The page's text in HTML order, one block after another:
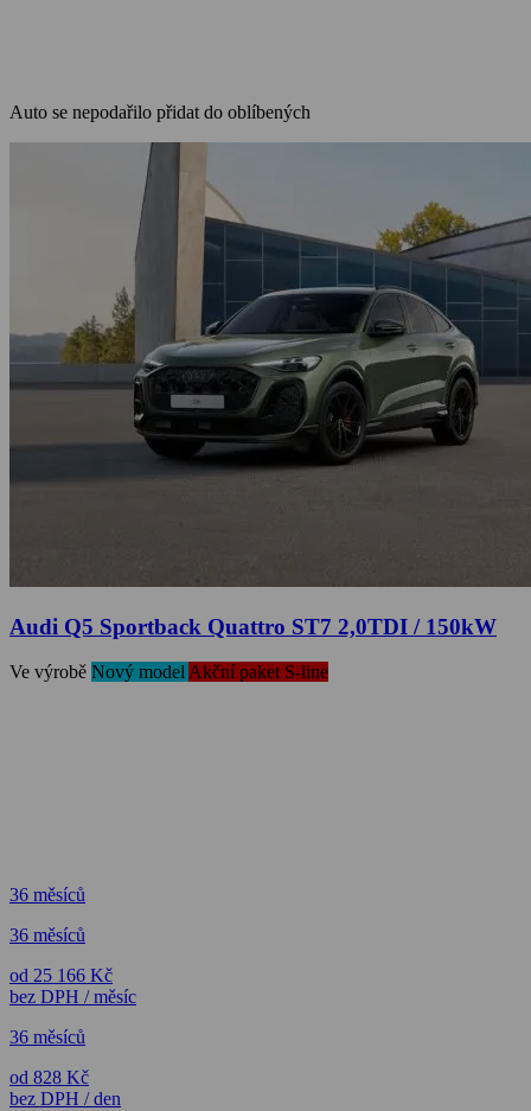
Auto se nepodařilo přidat do oblíbených
Audi Q5 Sportback Quattro ST7 2,0TDI / 150kW
Ve výrobě Nový modelAkční paket S-line
36 měsíců
36 měsíců
od 25 166 Kč
bez DPH / měsíc
36 měsíců
od 828 Kč
bez DPH / den